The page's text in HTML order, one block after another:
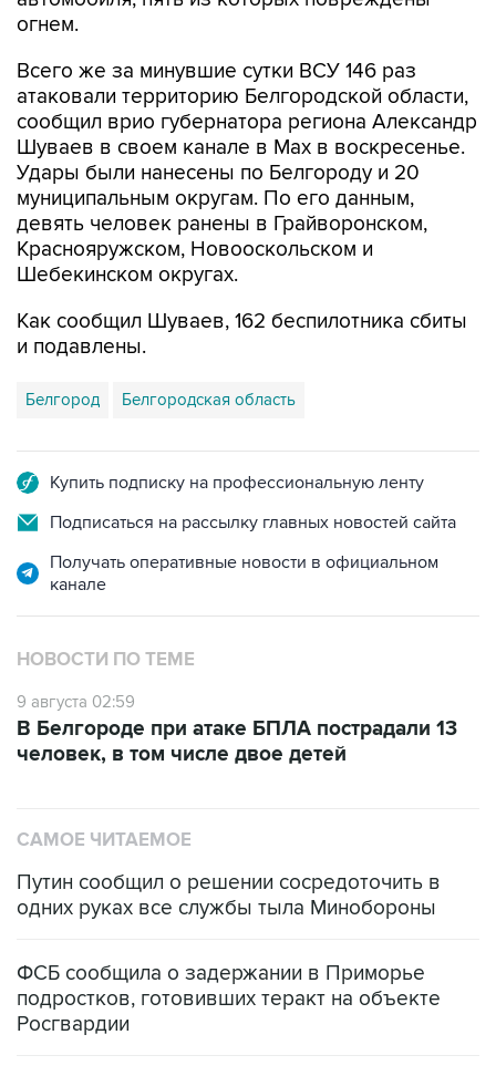
огнем.
Всего же за минувшие сутки ВСУ 146 раз
атаковали территорию Белгородской области,
сообщил врио губернатора региона Александр
Шуваев в своем канале в Мах в воскресенье.
Удары были нанесены по Белгороду и 20
муниципальным округам. По его данным,
девять человек ранены в Грайворонском,
Краснояружском, Новооскольском и
Шебекинском округах.
Как сообщил Шуваев, 162 беспилотника сбиты
и подавлены.
Белгород Белгородская область
Купить подписку на профессиональную ленту
Подписаться на рассылку главных новостей сайта
Получать оперативные новости в официальном
канале
НОВОСТИ ПО ТЕМЕ
9 августа 02:59
В Белгороде при атаке БПЛА пострадали 13
человек, в том числе двое детей
САМОЕ ЧИТАЕМОЕ
Путин сообщил о решении сосредоточить в
одних руках все службы тыла Минобороны
ФСБ сообщила о задержании в Приморье
подростков, готовивших теракт на объекте
Росгвардии